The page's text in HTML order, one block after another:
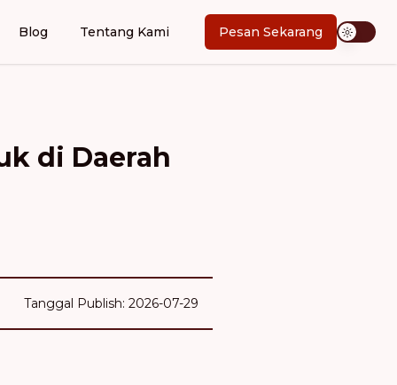
Blog Tentang Kami Pesan Sekarang
di Daerah
Tanggal Publish: 2026-07-29